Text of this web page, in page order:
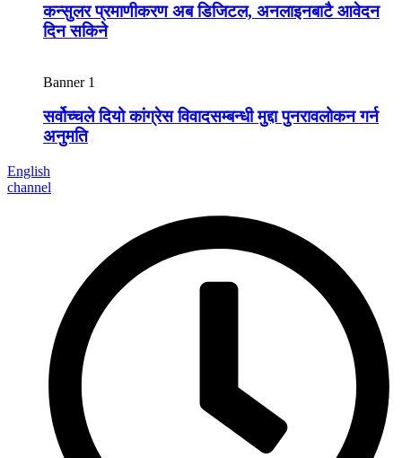
कन्सुलर प्रमाणीकरण अब डिजिटल, अनलाइनबाटै आवेदन
दिन सकिने
Banner 1
सर्वोच्चले दियो कांग्रेस विवादसम्बन्धी मुद्दा पुनरावलोकन गर्न
अनुमति
English
channel